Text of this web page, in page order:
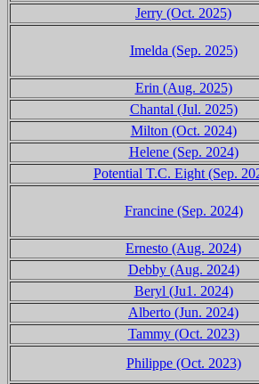
Jerry (Oct. 2025)
Imelda (Sep. 2025)
Erin (Aug. 2025)
Chantal (Jul. 2025)
Milton (Oct. 2024)
Helene (Sep. 2024)
Potential T.C. Eight (Sep.
Francine (Sep. 2024)
Ernesto (Aug. 2024)
Debby (Aug. 2024)
Beryl (Ju1. 2024)
Alberto (Jun. 2024)
Tammy (Oct. 2023)
Philippe (Oct. 2023)